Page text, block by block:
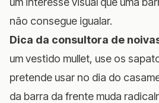
não consegue igualar.
Dica da consultora de
um vestido mullet, use os
pretende usar no dia do
da barra da frente muda